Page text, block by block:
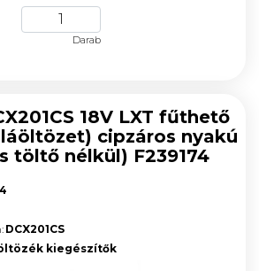
Darab
18V LXT fűthető
cipzáros nyakú
töltő nélkül) F239174
DCX201CS
kiegészítők